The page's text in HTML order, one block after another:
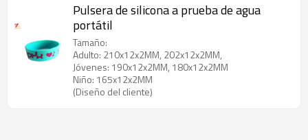
Pulsera de silicona a prueba de agua
portátil
Tamaño:
Adulto: 210x12x2MM, 202x12x2MM,
Jóvenes: 190x12x2MM, 180x12x2MM
Niño: 165x12x2MM
(Diseño del cliente)